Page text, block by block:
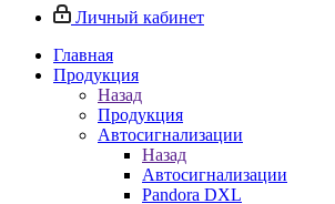
Личный кабинет
Главная
Продукция
Назад
Продукция
Автосигнализации
Назад
Автосигнализации
Pandora DXL